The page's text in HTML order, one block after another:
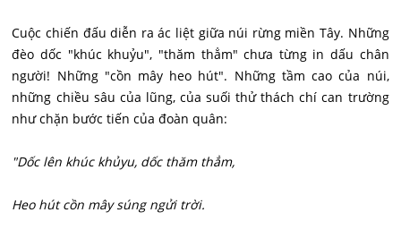
Cuộc chiến đấu diễn ra ác liệt giữa núi rừng miền Tây. Những
đèo dốc "khúc khuỷu", "thăm thẳm" chưa từng in dấu chân
người! Những "cồn mây heo hút". Những tầm cao của núi,
những chiều sâu của lũng, của suối thử thách chí can trường
như chặn bước tiến của đoàn quân:
"Dốc lên khúc khủyu, dốc thăm thẳm,
Heo hút cồn mây súng ngửi trời.